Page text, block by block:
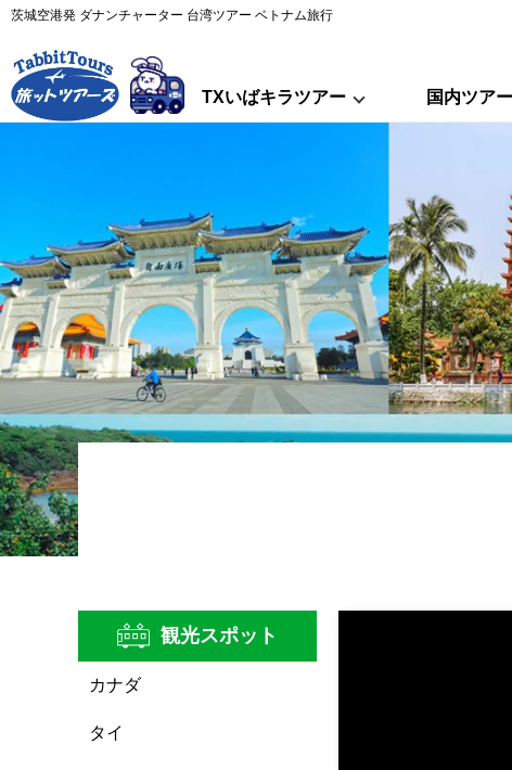
茨城空港発 ダナンチャーター 台湾ツアー ベトナム旅行
TXいばキラツアー 国内ツアー
観光スポット
カナダ
タイ